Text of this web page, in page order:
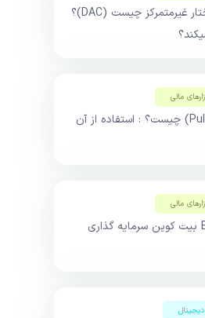
شرکت خودمختار غیرمتمرکز چیست (DAC)؟
مالی
پولبک (Pullback) چیست؟ : استفاده از آن
مالی
چگونه در ETF بیت کوین سرمایه گذاری